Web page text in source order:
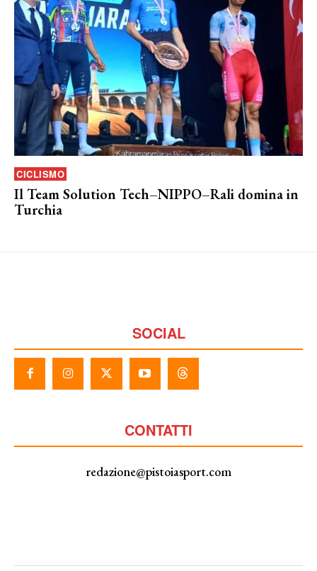
CICLISMO
Il Team Solution Tech–NIPPO–Rali domina in
Turchia
SOCIAL
CONTATTI
redazione@pistoiasport.com